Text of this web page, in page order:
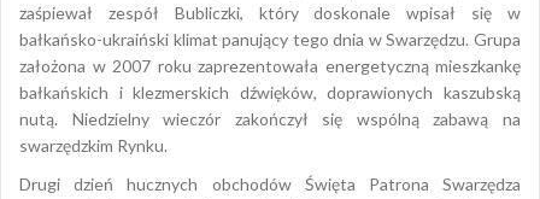
zaśpiewał zespół Bubliczki, który doskonale wpisał się w
bałkańsko-ukraiński klimat panujący tego dnia w Swarzędzu. Grupa
założona w 2007 roku zaprezentowała energetyczną mieszkankę
bałkańskich i klezmerskich dźwięków, doprawionych kaszubską
nutą. Niedzielny wieczór zakończył się wspólną zabawą na
swarzędzkim Rynku.
Drugi dzień hucznych obchodów Święta Patrona Swarzędza